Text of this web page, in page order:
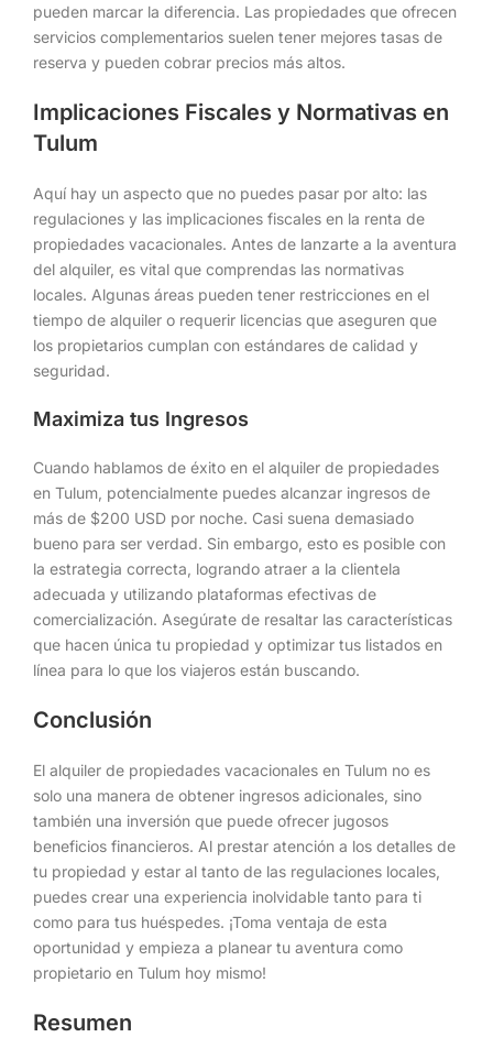
pueden marcar la diferencia. Las propiedades que ofrecen
servicios complementarios suelen tener mejores tasas de
reserva y pueden cobrar precios más altos.
Implicaciones Fiscales y Normativas en
Tulum
Aquí hay un aspecto que no puedes pasar por alto: las
regulaciones y las implicaciones fiscales en la renta de
propiedades vacacionales. Antes de lanzarte a la aventura
del alquiler, es vital que comprendas las normativas
locales. Algunas áreas pueden tener restricciones en el
tiempo de alquiler o requerir licencias que aseguren que
los propietarios cumplan con estándares de calidad y
seguridad.
Maximiza tus Ingresos
Cuando hablamos de éxito en el alquiler de propiedades
en Tulum, potencialmente puedes alcanzar ingresos de
más de $200 USD por noche. Casi suena demasiado
bueno para ser verdad. Sin embargo, esto es posible con
la estrategia correcta, logrando atraer a la clientela
adecuada y utilizando plataformas efectivas de
comercialización. Asegúrate de resaltar las características
que hacen única tu propiedad y optimizar tus listados en
línea para lo que los viajeros están buscando.
Conclusión
El alquiler de propiedades vacacionales en Tulum no es
solo una manera de obtener ingresos adicionales, sino
también una inversión que puede ofrecer jugosos
beneficios financieros. Al prestar atención a los detalles de
tu propiedad y estar al tanto de las regulaciones locales,
puedes crear una experiencia inolvidable tanto para ti
como para tus huéspedes. ¡Toma ventaja de esta
oportunidad y empieza a planear tu aventura como
propietario en Tulum hoy mismo!
Resumen